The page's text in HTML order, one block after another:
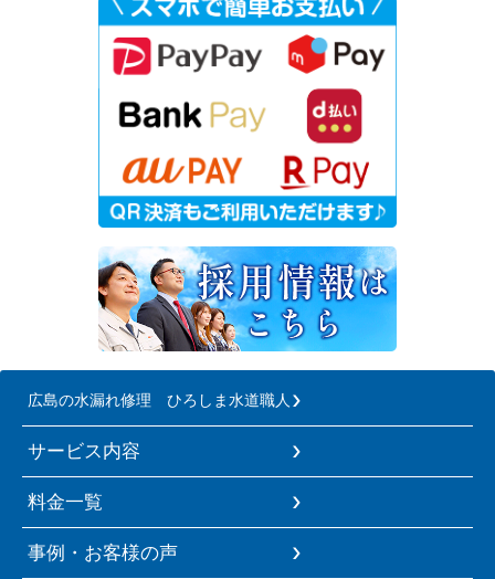
広島の水漏れ修理 ひろしま水道職人
サービス内容
料金一覧
事例・お客様の声